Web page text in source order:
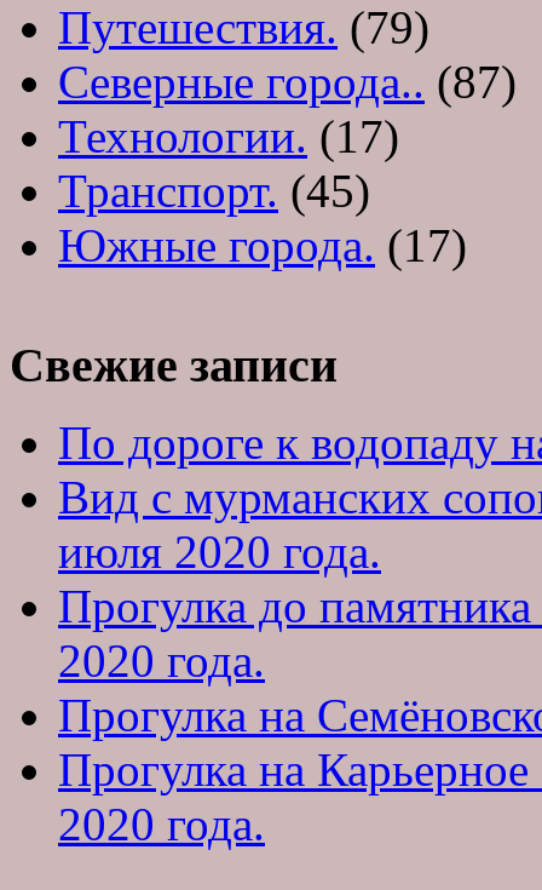
Путешествия. (79)
Северные города.. (87)
Технологии. (17)
Транспорт. (45)
Южные города. (17)
Свежие записи
По дороге к водопаду
Вид с мурманских
июля 2020 года.
Прогулка до
2020 года.
Прогулка на
Прогулка на
2020 года.